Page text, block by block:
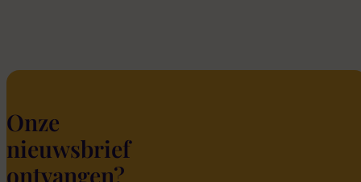
Onze
nieuwsbrief
ontvangen?